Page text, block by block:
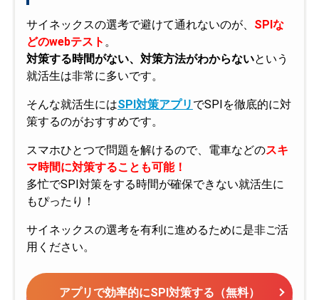
サイネックスの選考で避けて通れないのが、 SPIな
どのwebテスト 。
対策する時間がない、対策方法がわからないという
就活生は非常に多いです。
そんな就活生にはSPI対策アプリ でSPIを徹底的に対
策するのがおすすめです。
スマホひとつで問題を解けるので、電車などのスキ
マ時間に対策することも可能！
多忙でSPI対策をする時間が確保できない就活生に
もぴったり！
サイネックスの選考を有利に進めるために是非ご活
用ください。
アプリで効率的にSPI対策する（無料）